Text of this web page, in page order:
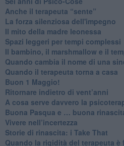
​Anche il terapeuta “sente”
​La forza silenziosa dell'impegno
​Il mito della madre leonessa
Spazi leggeri per tempi complessi
Il bambino, il marshmallow e il
​Quando cambia il nome di una
​Quando il terapeuta torna a casa
​Buon 1 Maggio!
Ritornare indietro di vent’anni
​A cosa serve davvero la
​Buona Pasqua e … buona
​Vivere nell’incertezza
​Storie di rinascita: i Take That
​Quando la rigidità del terapeuta è